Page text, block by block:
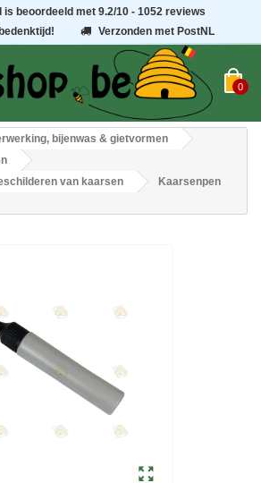
is beoordeeld met9.2/10 - 1052 reviews
Verzonden met PostNL
0
bijenwas & gietvormen
van kaarsen
Kaarsenpen